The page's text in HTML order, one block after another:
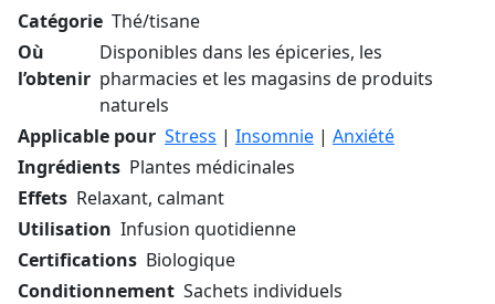
Catégorie Thé/tisane
Où
l’obtenir
Disponibles dans les épiceries, les
pharmacies et les magasins de produits
naturels
Applicable pour Stress | Insomnie | Anxiété
Ingrédients Plantes médicinales
Effets Relaxant, calmant
Utilisation Infusion quotidienne
Certifications Biologique
Conditionnement Sachets individuels